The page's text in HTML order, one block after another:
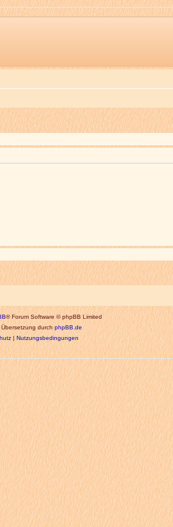
® Forum Software © phpBB Limited
Übersetzung durchphpBB.de
|Nutzungsbedingungen